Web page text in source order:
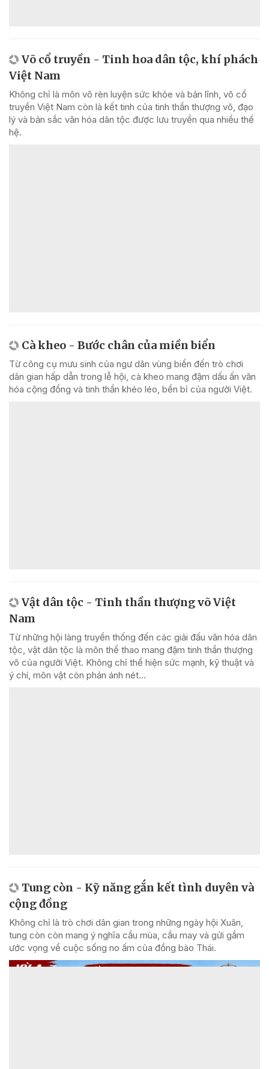
Võ cổ truyền - Tinh hoa dân tộc, khí phách
Việt Nam
Không chỉ là môn võ rèn luyện sức khỏe và bản lĩnh, võ cổ
truyền Việt Nam còn là kết tinh của tinh thần thượng võ, đạo
lý và bản sắc văn hóa dân tộc được lưu truyền qua nhiều thế
hệ.
Cà kheo - Bước chân của miền biển
Từ công cụ mưu sinh của ngư dân vùng biển đến trò chơi
dân gian hấp dẫn trong lễ hội, cà kheo mang đậm dấu ấn văn
hóa cộng đồng và tinh thần khéo léo, bền bỉ của người Việt.
Vật dân tộc - Tinh thần thượng võ Việt
Nam
Từ những hội làng truyền thống đến các giải đấu văn hóa dân
tộc, vật dân tộc là môn thể thao mang đậm tinh thần thượng
võ của người Việt. Không chỉ thể hiện sức mạnh, kỹ thuật và
ý chí, môn vật còn phản ánh nét...
Tung còn - Kỹ năng gắn kết tình duyên và
cộng đồng
Không chỉ là trò chơi dân gian trong những ngày hội Xuân,
tung còn còn mang ý nghĩa cầu mùa, cầu may và gửi gắm
ước vọng về cuộc sống no ấm của đồng bào Thái.